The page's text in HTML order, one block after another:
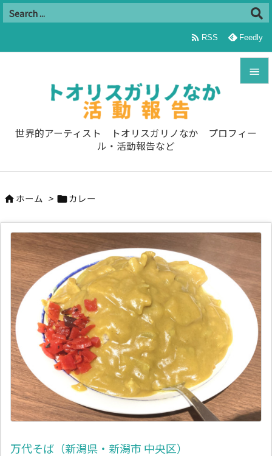
世界的アーティスト トオリスガリノなか プロフィー
ル・活動報告など




 RSS Feedly
 ホーム > カレー
万代そば（新潟県・新潟市 中央区）